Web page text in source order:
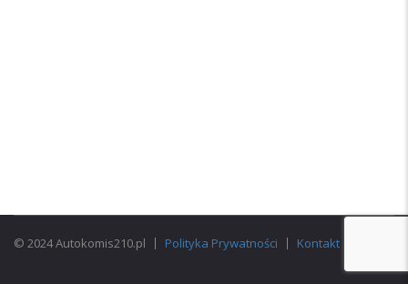
© 2024 Autokomis210.pl Polityka Prywatności Kontakt